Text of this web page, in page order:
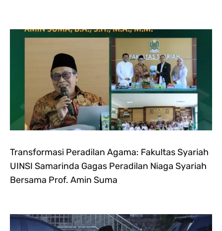
Transformasi Peradilan Agama: Fakultas Syariah
UINSI Samarinda Gagas Peradilan Niaga Syariah
Bersama Prof. Amin Suma